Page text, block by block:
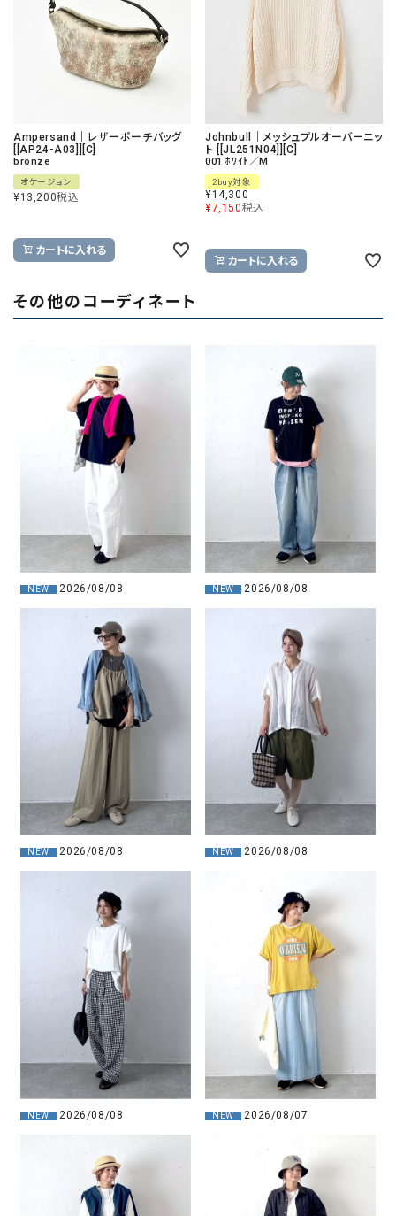
Ampersand｜レザーポーチバッグ
[[AP24-A03]][C]
bronze
オケージョン
¥13,200税込
カートに入れる
Johnbull｜メッシュプルオーバーニッ
ト [[JL251N04]][C]
001 ﾎﾜｲﾄ／M
2buy対象
¥14,300
¥7,150税込
カートに入れる
その他のコーディネート
NEW 2026/08/08 NEW 2026/08/08
NEW 2026/08/08 NEW 2026/08/08
NEW 2026/08/08 NEW 2026/08/07